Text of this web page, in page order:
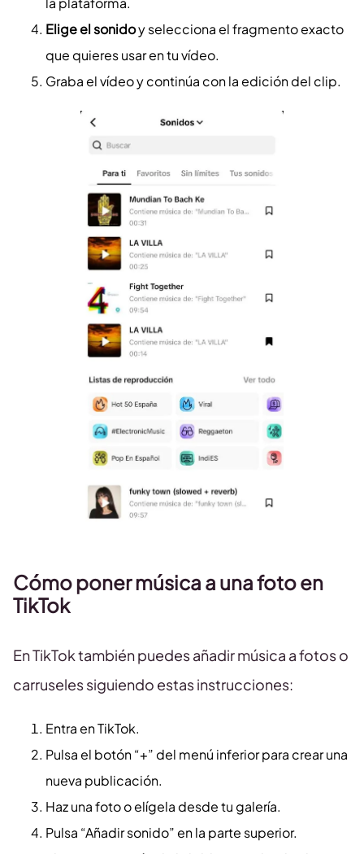
Elige el sonidoy selecciona el fragmento exacto
que quieres usar en tu vídeo.
Graba el vídeo y continúa con la edición del clip.
Cómo poner música a una foto en
TikTok
En TikTok también puedes añadir música a fotos o
carruseles siguiendo estas instrucciones:
Entra en TikTok.
Pulsa el botón “+” del menú inferior para crear una
nueva publicación.
Haz una foto o elígela desde tu galería.
Pulsa “Añadir sonido” en la parte superior.